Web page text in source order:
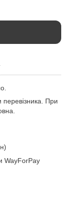
При
WayForPay